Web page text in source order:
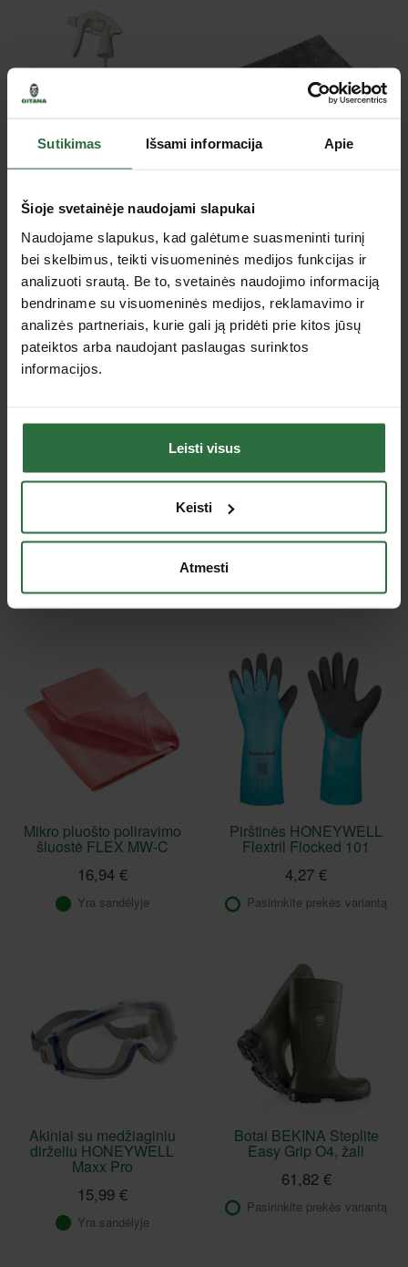
Sutikimas Išsami informacija Apie
Šioje svetainėje naudojami slapukai
Naudojame slapukus, kad galėtume suasmeninti turinį
bei skelbimus, teikti visuomeninės medijos funkcijas ir
analizuoti srautą. Be to, svetainės naudojimo informaciją
bendriname su visuomeninės medijos, reklamavimo ir
analizės partneriais, kurie gali ją pridėti prie kitos jūsų
pateiktos arba naudojant paslaugas surinktos
informacijos.
Leisti visus
Keisti
Atmesti
LINDNER CHS-3ANS
5,50 €
Yra sandėlyje
FLEX Dual PT-MF 380
21,18 €
Yra sandėlyje
Microflex 92-134, 100vnt. Microflex 93-732 100vnt.,
juodos
Pasirinkite prekės variantą
Mikro pluošto poliravimo
šluostė FLEX MW-C
16,94 €
Yra sandėlyje
Pirštinės HONEYWELL
Flextril Flocked 101
4,27 €
Pasirinkite prekės variantą
Akiniai su medžiaginiu
dirželiu HONEYWELL
Maxx Pro
15,99 €
Yra sandėlyje
Botai BEKINA Steplite
Easy Grip O4, žali
61,82 €
Pasirinkite prekės variantą